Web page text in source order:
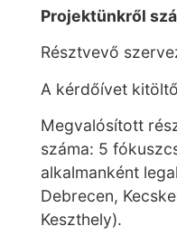
Projektünkről
Résztvevő
A kérdőívet
Megvalósított
száma: 5
alkalmanként
Debrecen,
Keszthely).